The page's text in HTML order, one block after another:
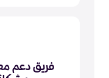
فريق دعم